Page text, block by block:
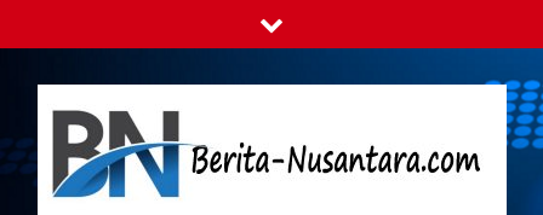
to
content